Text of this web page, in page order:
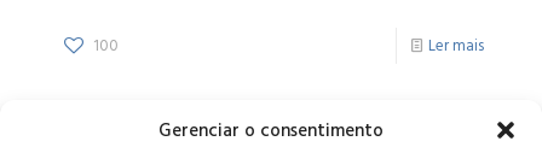
Gerenciar o consentimento
100 Ler mais